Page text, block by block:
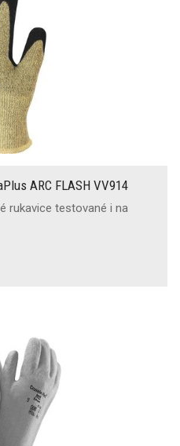
ARC FLASH VV914
rukavice testované i na